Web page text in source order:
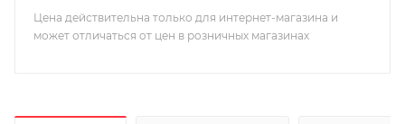
Цена действительна только для интернет-магазина и
может отличаться от цен в розничных магазинах